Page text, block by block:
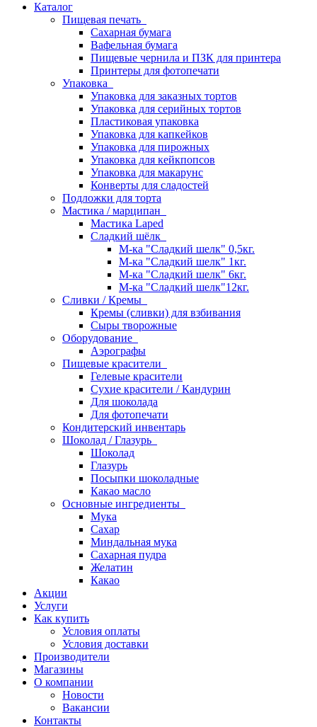
Каталог
Пищевая печать
Сахарная бумага
Вафельная бумага
Пищевые чернила и ПЗК для принтера
Принтеры для фотопечати
Упаковка
Упаковка для заказных тортов
Упаковка для серийных тортов
Пластиковая упаковка
Упаковка для капкейков
Упаковка для пирожных
Упаковка для кейкпопсов
Упаковка для макарунс
Конверты для сладостей
Подложки для торта
Мастика / марципан
Мастика Laped
Сладкий шёлк
М-ка "Сладкий шелк" 0,5кг.
М-ка "Сладкий шелк" 1кг.
М-ка "Сладкий шелк" 6кг.
М-ка "Сладкий шелк"12кг.
Сливки / Кремы
Кремы (сливки) для взбивания
Сыры творожные
Оборудование
Аэрографы
Пищевые красители
Гелевые красители
Сухие красители / Кандурин
Для шоколада
Для фотопечати
Кондитерский инвентарь
Шоколад / Глазурь
Шоколад
Глазурь
Посыпки шоколадные
Какао масло
Основные ингредиенты
Мука
Сахар
Миндальная мука
Сахарная пудра
Желатин
Какао
Акции
Услуги
Как купить
Условия оплаты
Условия доставки
Производители
Магазины
О компании
Новости
Вакансии
Контакты